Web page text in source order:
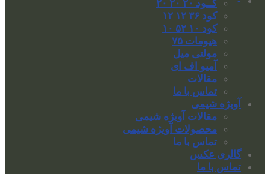
کــود ۲۰ ۲۰ ۲۰
کود ۳۶ ۱۲ ۱۲
کود ۱۰ ۵۲ ۱۰
هیومات ۷۵
مولتی میل
آمیو اف ای
مقالات
تماس با ما
آویژه شیمی
مقالات آویژه شیمی
محصولات آویژه شیمی
تماس با ما
گالری عکس
تماس با ما